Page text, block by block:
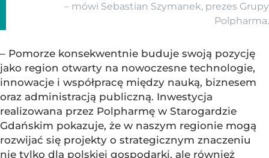
– mówi Sebastian Szymanek, prezes Grupy
Polpharma.
– Pomorze konsekwentnie buduje swoją pozycję
jako region otwarty na nowoczesne technologie,
innowacje i współpracę między nauką, biznesem
oraz administracją publiczną. Inwestycja
realizowana przez Polpharmę w Starogardzie
Gdańskim pokazuje, że w naszym regionie mogą
rozwijać się projekty o strategicznym znaczeniu
nie tylko dla polskiej gospodarki, ale również